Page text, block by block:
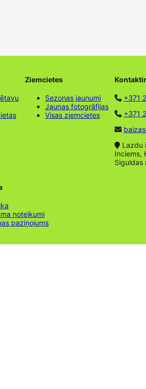
Ziemcietes
Sezonas jaunumi
Jaunas fotogrāfijas
Visas ziemcietes
+371
+371
Lazdu
Inciems,
Siguldas
noteikumi
paziņojums